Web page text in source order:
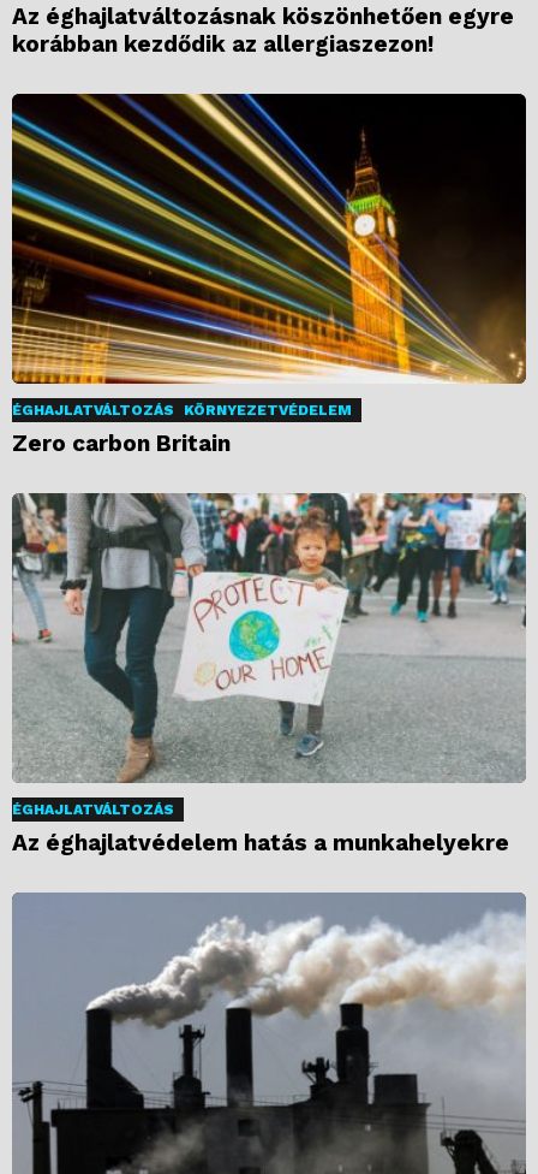
Az éghajlatváltozásnak köszönhetően egyre
korábban kezdődik az allergiaszezon!
ÉGHAJLATVÁLTOZÁS KÖRNYEZETVÉDELEM
Zero carbon Britain
ÉGHAJLATVÁLTOZÁS
Az éghajlatvédelem hatás a munkahelyekre